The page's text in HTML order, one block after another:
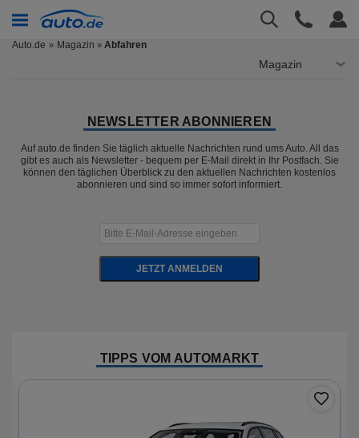
Auto.de Magazin » Abfahren
Magazin
NEWSLETTER ABONNIEREN
Auf auto.de finden Sie täglich aktuelle Nachrichten rund ums Auto. All das
gibt es auch als Newsletter - bequem per E-Mail direkt in Ihr Postfach. Sie
können den täglichen Überblick zu den aktuellen Nachrichten kostenlos
abonnieren und sind so immer sofort informiert.
JETZT ANMELDEN
TIPPS VOM AUTOMARKT